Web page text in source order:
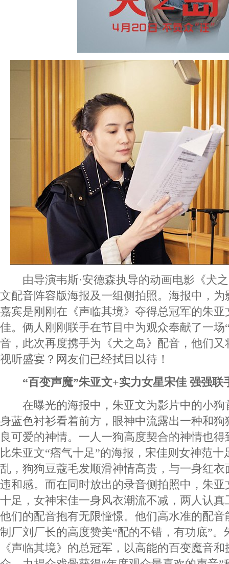
由导演韦斯·安德森执导的动画电影《犬之
文配音阵容版海报及一组侧拍照。海报中，
嘉宾是刚刚在《声临其境》夺得总冠军的朱
佳。俩人刚刚联手在节目中为观众奉献了一场
音，此次再度携手为《犬之岛》配音，他们
视听盛宴？网友们已经拭目以待！
“百变声魔”朱亚文+实力女星宋佳 强强联
在曝光的海报中，朱亚文为影片中的小狗
身蓝色衬衫看着前方，眼神中流露出一种和
良可爱的神情。一人一狗高度契合的神情也
比朱亚文“痞气十足”的海报，宋佳则女神范
乱，狗狗豆蔻毛发顺滑神情高贵，与一身红
违和感。而在同时放出的录音侧拍照中，朱
十足，女神宋佳一身风衣潮流不减，两人认
他们的配音抱有无限憧憬。他们高水准的配
制厂刘厂长的高度赞美“配的不错，有功底”
《声临其境》的总冠军，以高能的百变魔音